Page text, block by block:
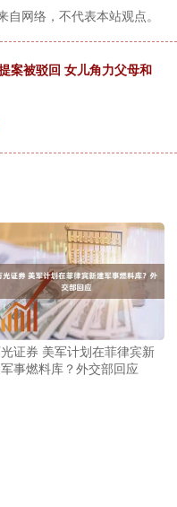
网络，不代表本站观点。
案被驳回 女儿角力父母和
证券 美军计划在菲律宾新
事燃料库？外交部回应